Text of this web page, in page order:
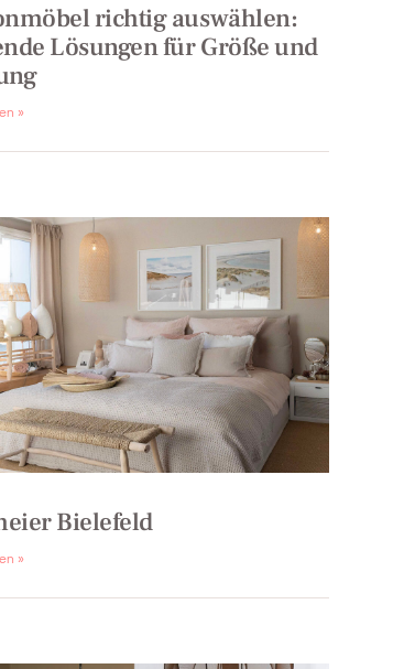
richtig auswählen:
Lösungen für Größe und
»
Bielefeld
»